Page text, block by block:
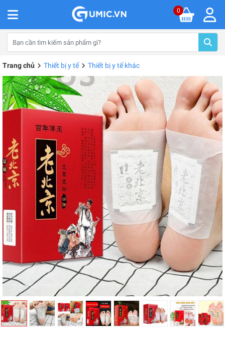
0
Trang chủ Thiết bị y tế Thiết bị y tế khác